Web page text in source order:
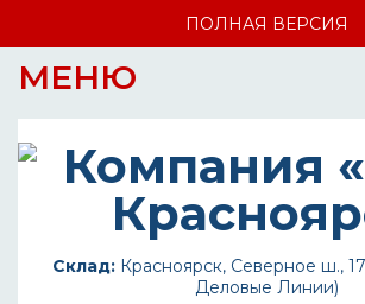
ПОЛНАЯ ВЕРСИЯ
МЕНЮ
Склад:Красноярск, Северное ш.,
Деловые Линии)